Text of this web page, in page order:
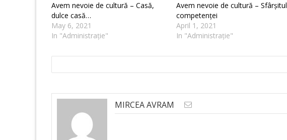
Avem nevoie de cultură – Casă,
dulce casă…
May 6, 2021
In "Administrație"
Avem nevoie de cultură – Sfârșitul
competenței
April 1, 2021
In "Administrație"
MIRCEA AVRAM